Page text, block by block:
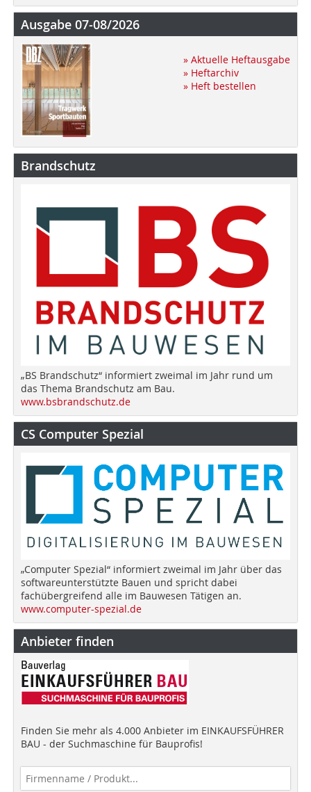
Ausgabe 07-08/2026
» Aktuelle Heftausgabe
» Heftarchiv
» Heft bestellen
Brandschutz
„BS Brandschutz“ informiert zweimal im Jahr rund um
das Thema Brandschutz am Bau.
www.bsbrandschutz.de
CS Computer Spezial
„Computer Spezial“ informiert zweimal im Jahr über das
softwareunterstützte Bauen und spricht dabei
fachübergreifend alle im Bauwesen Tätigen an.
www.computer-spezial.de
Anbieter finden
Finden Sie mehr als 4.000 Anbieter im EINKAUFSFÜHRER
BAU - der Suchmaschine für Bauprofis!